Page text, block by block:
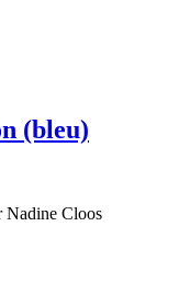
(bleu)
Nadine Cloos